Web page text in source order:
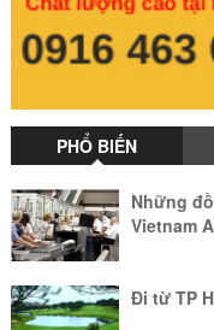
PHỔ BIẾN
Những
Vietnam
Đi từ TP